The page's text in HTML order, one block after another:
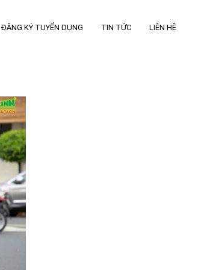
ĐĂNG KÝ TUYỂN DỤNG TIN TỨC LIÊN HỆ